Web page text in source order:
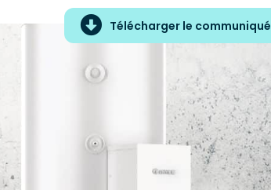
Télécharger le communiqué